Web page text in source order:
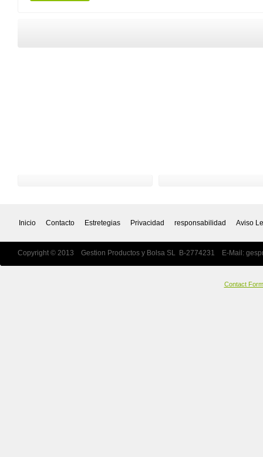
Inicio Contacto Estretegias Privacidad responsabilidad Aviso
Copyright © 2013 Gestion Productos y Bolsa SL B-2774231 E-Mail:
Contact Form